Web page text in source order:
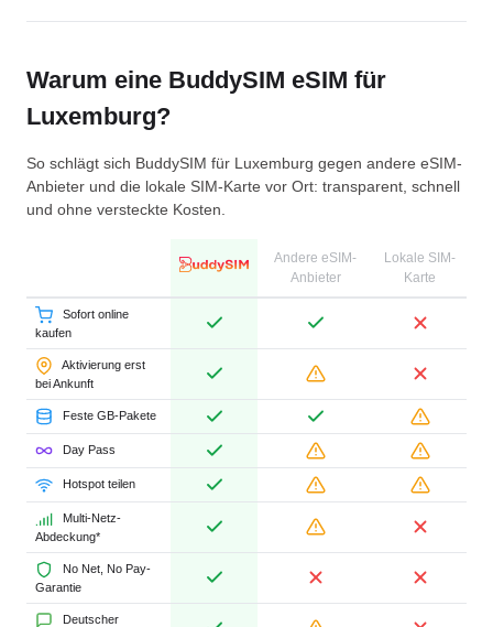
Warum eine BuddySIM eSIM für
Luxemburg?
So schlägt sich BuddySIM für Luxemburg gegen andere eSIM-
Anbieter und die lokale SIM-Karte vor Ort: transparent, schnell
und ohne versteckte Kosten.
Andere eSIM-
Anbieter
Lokale SIM-
Karte
Sofort online
kaufen
Aktivierung erst
bei Ankunft
Feste GB-Pakete
Day Pass
Hotspot teilen
Multi-Netz-
Abdeckung*
No Net, No Pay-
Garantie
Deutscher